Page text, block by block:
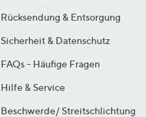
Rücksendung & Entsorgung
Sicherheit & Datenschutz
FAQs - Häufige Fragen
Hilfe & Service
Beschwerde/ Streitschlichtung